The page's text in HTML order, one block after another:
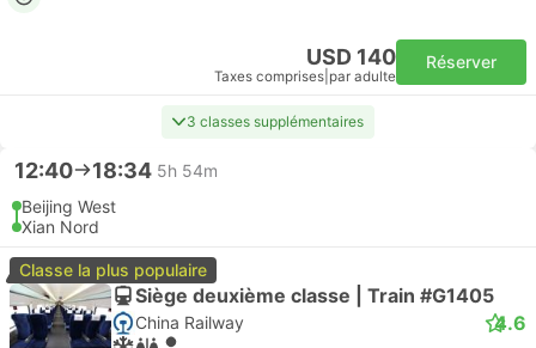
USD 140
Taxes comprises par adulte
Réserver
3 classes supplémentaires
12:40 18:34 5h 54m
Beijing West
Xian Nord
Classe la plus populaire
Siège deuxième classe | Train #G1405
China Railway 4.6